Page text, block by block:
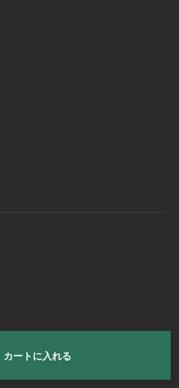
カートに入れる